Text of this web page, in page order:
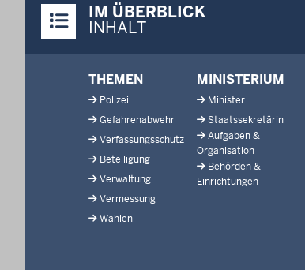
Inhalte
IM ÜBERBLICK
INHALT
THEMEN
Polizei
Gefahrenabwehr
Verfassungsschutz
Beteiligung
Verwaltung
Vermessung
Wahlen
MINISTERIUM
Minister
Staatssekretärin
Aufgaben &
Organisation
Behörden &
Einrichtungen